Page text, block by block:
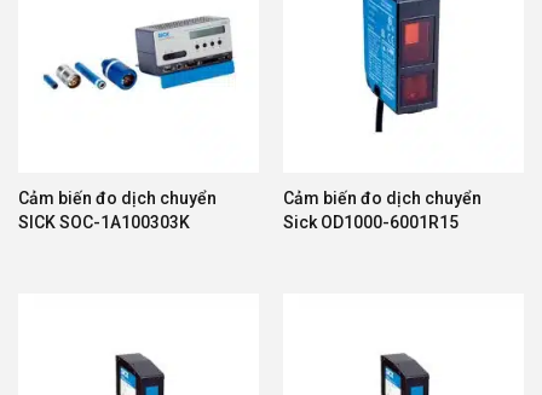
Cảm biến đo dịch chuyển
SICK SOC-1A100303K
Cảm biến đo dịch chuyển
Sick OD1000-6001R15